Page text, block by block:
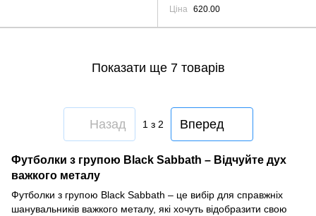
Ціна 620.00
Показати ще 7 товарів
Назад 1 з 2 Вперед
Футболки з групою Black Sabbath – Відчуйте дух
важкого металу
Футболки з групою Black Sabbath – це вибір для справжніх
шанувальників важкого металу, які хочуть відобразити свою